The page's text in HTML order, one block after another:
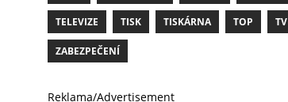
TELEVIZE TISK TISKÁRNA TOP TV
ZABEZPEČENÍ
Reklama/Advertisement